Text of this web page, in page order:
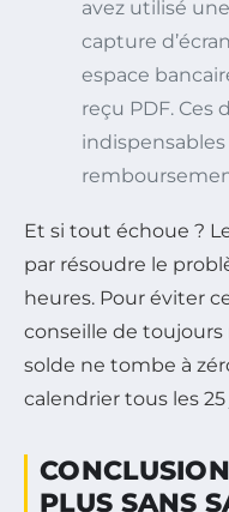
avez utilisé
capture
espace
reçu PDF. Ces
Et si tout échoue ?
par résoudre le
heures. Pour éviter
conseille de
solde ne tombe à
calendrier tous les
PLUS SANS